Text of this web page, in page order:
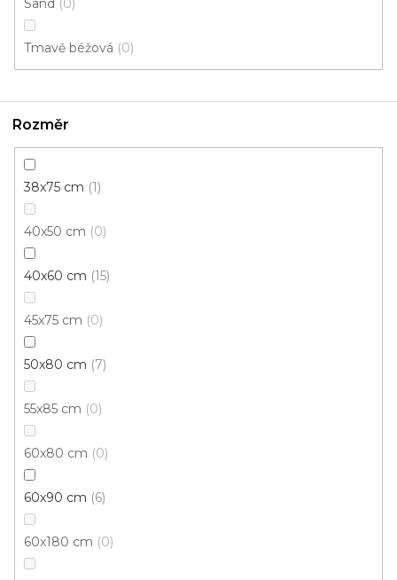
Sand 0
Tmavě béžová 0
Rozměr
38x75 cm 1
40x50 cm 0
40x60 cm 15
45x75 cm 0
50x80 cm 7
55x85 cm 0
60x80 cm 0
60x90 cm 6
60x180 cm 0
Rohožka PP červená
Skladem, ihned k odeslání
159 Kč
Červená (2000)